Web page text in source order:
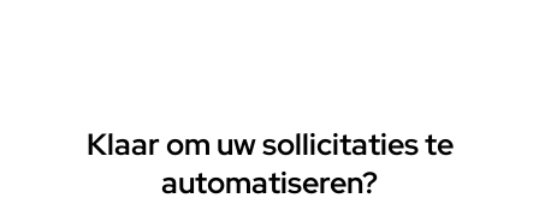
Klaar om uw sollicitaties te
automatiseren?